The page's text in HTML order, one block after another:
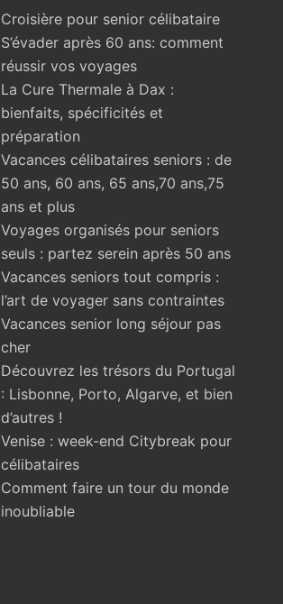
Croisière pour senior célibataire
S’évader après 60 ans: comment
réussir vos voyages
La Cure Thermale à Dax :
bienfaits, spécificités et
préparation
Vacances célibataires seniors : de
50 ans, 60 ans, 65 ans,70 ans,75
ans et plus
Voyages organisés pour seniors
seuls : partez serein après 50 ans
Vacances seniors tout compris :
l’art de voyager sans contraintes
Vacances senior long séjour pas
cher
Découvrez les trésors du Portugal
: Lisbonne, Porto, Algarve, et bien
d’autres !
Venise : week-end Citybreak pour
célibataires
Comment faire un tour du monde
inoubliable